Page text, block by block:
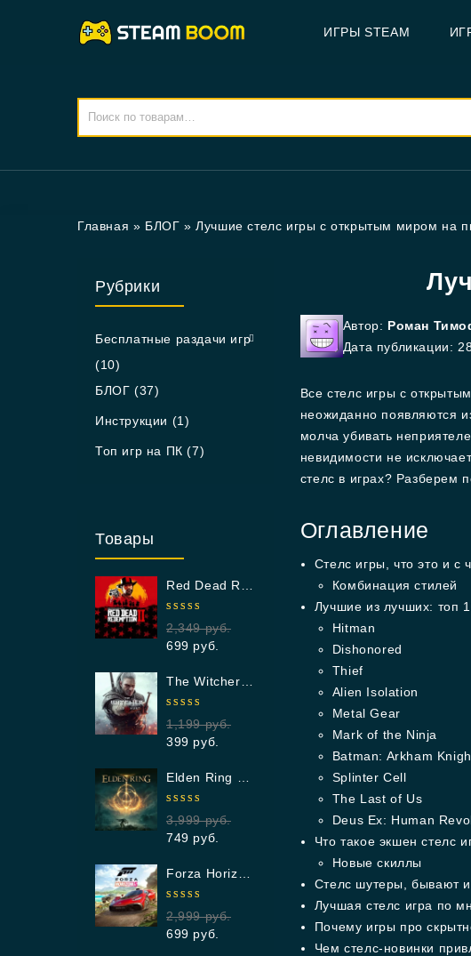
ИГРЫ STEAM
Главная » БЛОГ »Лучшие стелс игры с открытым миром на
Автор: Роман
Дата публикации:
Все стелс игры с
неожиданно появляются
молча убивать
невидимости не
стелс в играх? Разберем
Оглавление
Стелс игры, что это и с
Комбинация стилей
Лучшие из лучших: топ
Hitman
Dishonored
Thief
Alien Isolation
Metal Gear
Mark of the Ninja
Batman: Arkham
Splinter Cell
The Last of Us
Deus Ex: Human
Что такое экшен стелс
Новые скиллы
Стелс шутеры, бывают и
Лучшая стелс игра по
Почему игры про
Чем стелс-новинки
Рубрики
Бесплатные раздачи игр
(10)
БЛОГ (37)
Инструкции (1)
Топ игр на ПК (7)
Товары
of 5
2,349руб.
699 руб.
of 5
1,199руб.
399 руб.
of 5
3,999руб.
749 руб.
of 5
2,999руб.
699 руб.